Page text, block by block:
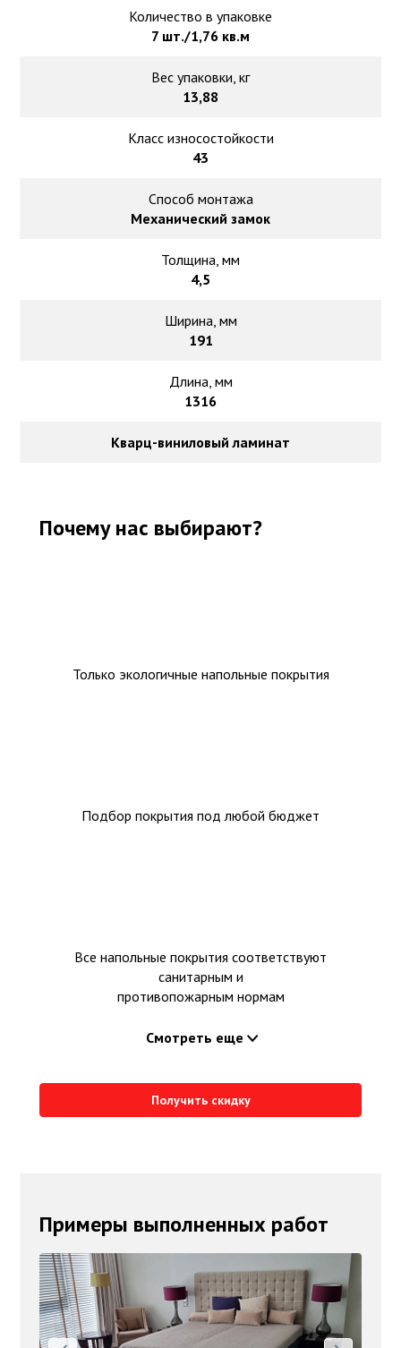
Количество в упаковке
7 шт./1,76 кв.м
Вес упаковки, кг
13,88
Класс износостойкости
43
Способ монтажа
Механический замок
Толщина, мм
4,5
Ширина, мм
191
Длина, мм
1316
Кварц-виниловый ламинат
Почему нас выбирают?
Только экологичные напольные покрытия
Подбор покрытия под любой бюджет
Все напольные покрытия соответствуют
санитарным и
противопожарным нормам
Смотреть еще
Получить скидку
Примеры выполненных работ